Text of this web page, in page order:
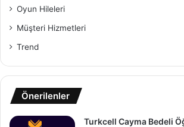
Oyun Hileleri
Müşteri Hizmetleri
Trend
Önerilenler
Turkcell Cayma Bedeli